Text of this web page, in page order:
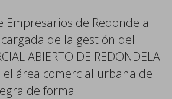
Empresarios de Redondela
de la gestión del
ABIERTO DE REDONDELA
área comercial urbana de
de forma